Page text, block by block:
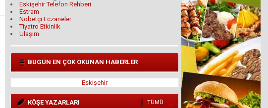
Eskişehir Telefon Rehberi
Estram
Nöbetçi Eczaneler
Tiyatro Etkinlik
Ulaşım
BUGÜN EN ÇOK OKUNAN HABERLER
Eskişehir
KÖŞE YAZARLARI TÜMÜ
Odunpazarı Belediyesi İŞTE ŞİMDİ SPORA
TAM DESTEK VERDİ.
4 Ağustos 2016 Perşembe